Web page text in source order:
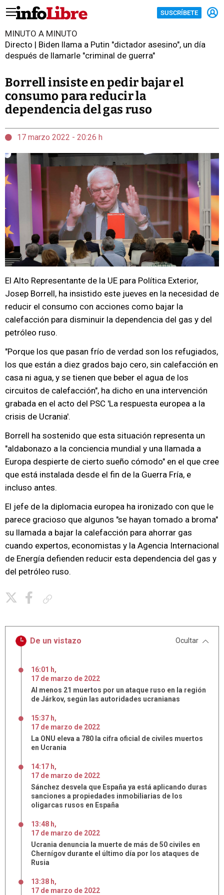
SUSCRÍBETE
MINUTO A MINUTO
Directo | Biden llama a Putin "dictador asesino", un día
después de llamarle "criminal de guerra"
Borrell insiste en pedir bajar el
consumo para reducir la
dependencia del gas ruso
17 marzo 2022 - 20:26 h
El Alto Representante de la UE para Política Exterior,
Josep Borrell, ha insistido este jueves en la necesidad de
reducir el consumo con acciones como bajar la
calefacción para disminuir la dependencia del gas y del
petróleo ruso.
"Porque los que pasan frío de verdad son los refugiados,
los que están a diez grados bajo cero, sin calefacción en
casa ni agua, y se tienen que beber el agua de los
circuitos de calefacción", ha dicho en una intervención
grabada en el acto del PSC 'La respuesta europea a la
crisis de Ucrania'.
Borrell ha sostenido que esta situación representa un
"aldabonazo a la conciencia mundial y una llamada a
Europa despierte de cierto sueño cómodo" en el que cree
que está instalada desde el fin de la Guerra Fría, e
incluso antes.
El jefe de la diplomacia europea ha ironizado con que le
parece gracioso que algunos "se hayan tomado a broma"
su llamada a bajar la calefacción para ahorrar gas
cuando expertos, economistas y la Agencia Internacional
de Energía defienden reducir esta dependencia del gas y
del petróleo ruso.
De un vistazo Ocultar
16:01 h,
17 de marzo de 2022
Al menos 21 muertos por un ataque ruso en la región
de Járkov, según las autoridades ucranianas
15:37 h,
17 de marzo de 2022
La ONU eleva a 780 la cifra oficial de civiles muertos
en Ucrania
14:17 h,
17 de marzo de 2022
Sánchez desvela que España ya está aplicando duras
sanciones a propiedades inmobiliarias de los
oligarcas rusos en España
13:48 h,
17 de marzo de 2022
Ucrania denuncia la muerte de más de 50 civiles en
Chernígov durante el último día por los ataques de
Rusia
13:38 h,
17 de marzo de 2022